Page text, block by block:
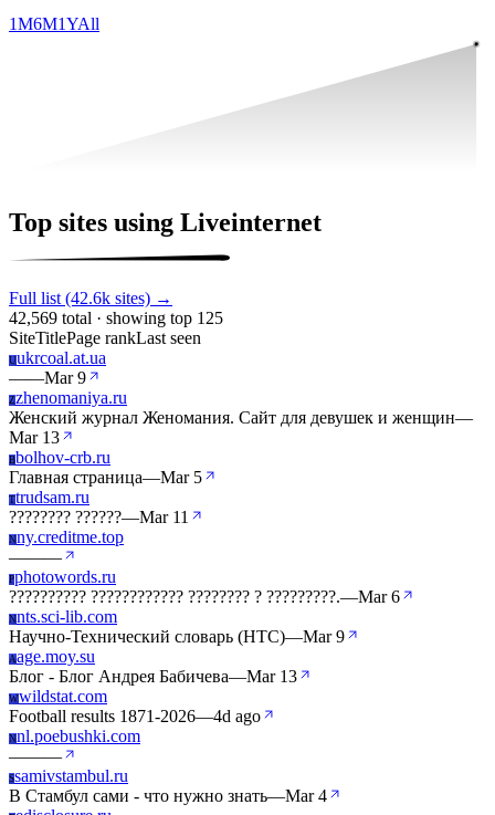
1M6M1YAll
Top sites using Liveinternet
Full list (42.6k sites) →
42,569 total · showing top 125
SiteTitlePage rankLast seen
Uukrcoal.at.ua
——Mar 9
Zzhenomaniya.ru
Женский журнал Женомания. Сайт для девушек и женщин—
Mar 13
Bbolhov-crb.ru
Главная страница—Mar 5
Ttrudsam.ru
???????? ??????—Mar 11
Nny.creditme.top
———
Pphotowords.ru
?????????? ???????????? ???????? ? ?????????.—Mar 6
Nnts.sci-lib.com
Научно-Технический словарь (НТС)—Mar 9
Aage.moy.su
Блог - Блог Андрея Бабичева—Mar 13
Wwildstat.com
Football results 1871-2026—4d ago
Nnl.poebushki.com
———
Ssamivstambul.ru
В Стамбул сами - что нужно знать—Mar 4